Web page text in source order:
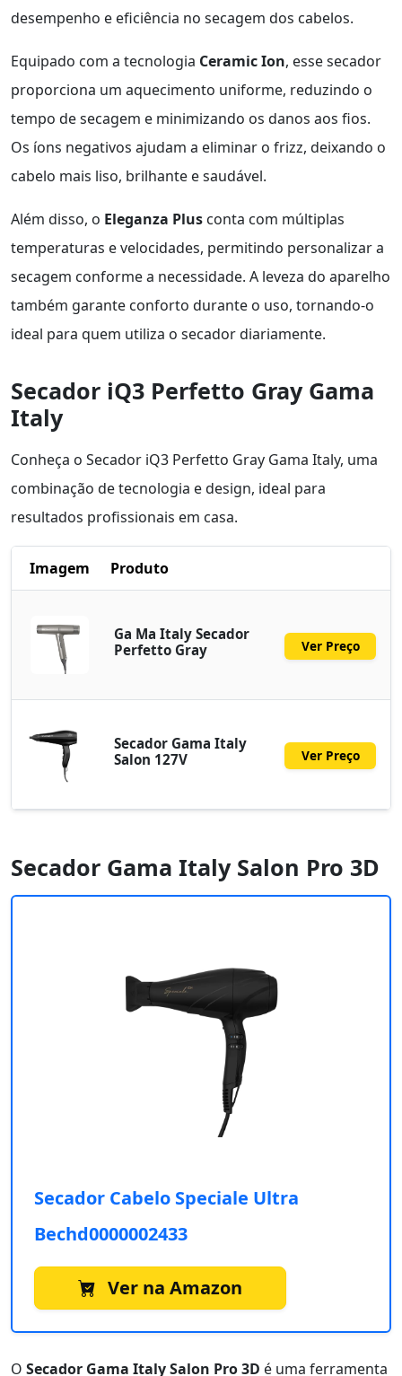
desempenho e eficiência no secagem dos cabelos.
Equipado com a tecnologia Ceramic Ion, esse secador
proporciona um aquecimento uniforme, reduzindo o
tempo de secagem e minimizando os danos aos fios.
Os íons negativos ajudam a eliminar o frizz, deixando o
cabelo mais liso, brilhante e saudável.
Além disso, o Eleganza Plus conta com múltiplas
temperaturas e velocidades, permitindo personalizar a
secagem conforme a necessidade. A leveza do aparelho
também garante conforto durante o uso, tornando-o
ideal para quem utiliza o secador diariamente.
Secador iQ3 Perfetto Gray Gama
Italy
Conheça o Secador iQ3 Perfetto Gray Gama Italy, uma
combinação de tecnologia e design, ideal para
resultados profissionais em casa.
Imagem Produto
Ga Ma Italy Secador
Perfetto Gray
Ver Preço
Secador Gama Italy
Salon 127V
Ver Preço
Secador Gama Italy Salon Pro 3D
Secador Cabelo Speciale Ultra
Bechd0000002433
Ver na Amazon
O Secador Gama Italy Salon Pro 3D é uma ferramenta